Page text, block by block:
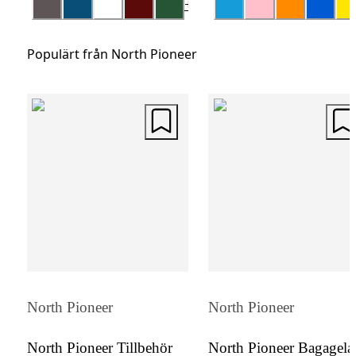
erbjuder en perfekt balans mellan komfort
funktionalitet, vilket gör den till ett prisvärt
+
Populärt från North Pioneer
North Pioneer
North Pioneer Tillbehör
North Pioneer
North Pioneer